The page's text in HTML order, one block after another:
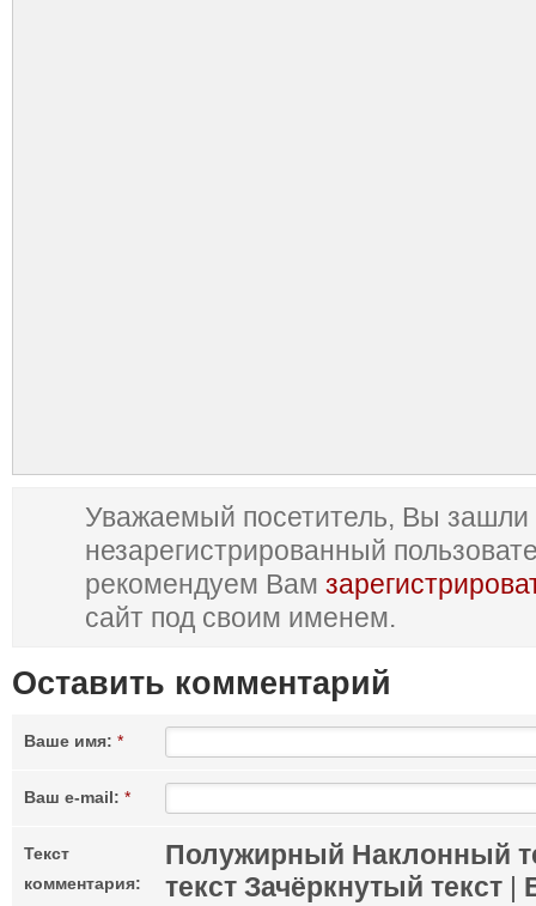
Уважаемый посетитель, Вы зашли
незарегистрированный
рекомендуем Вам
сайт под своим именем.
Оставить комментарий
Ваше имя: *
Ваш e-mail: *
Текст
комментария:
Полужирный Наклонный
текст Зачёркнутый текст |